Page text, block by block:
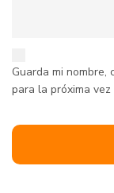
Guarda mi
para la próxima